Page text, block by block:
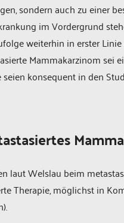
sondern auch zu einer
im Vordergrund
weiterhin in erster
Mammakarzinom sei
konsequent in den
laut Welslau beim
Therapie, möglichst in